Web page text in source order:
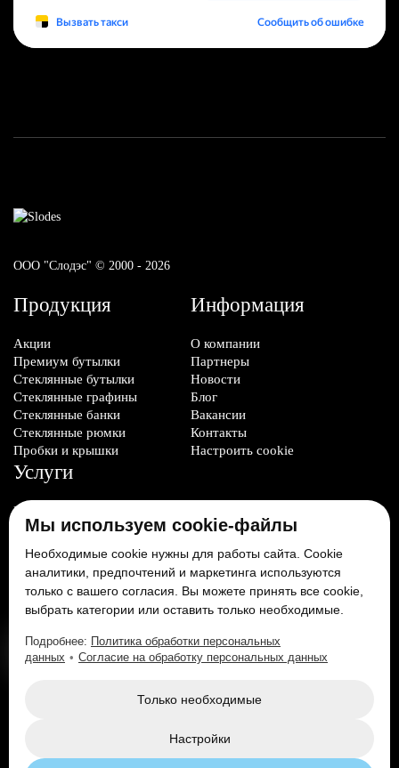
ООО "Слодэс" © 2000 - 2026
Продукция
Акции
Премиум бутылки
Стеклянные бутылки
Стеклянные графины
Стеклянные банки
Стеклянные рюмки
Пробки и крышки
Информация
О компании
Партнеры
Новости
Блог
Вакансии
Контакты
Настроить cookie
Услуги
Производство стеклотары
Изготовление
формокомплектов
Нанесение декорации
Мы в соцсетях:
Мы используем cookie-файлы
Необходимые cookie нужны для работы сайта. Cookie
аналитики, предпочтений и маркетинга используются
только с вашего согласия. Вы можете принять все cookie,
выбрать категории или оставить только необходимые.
Подробнее: Политика обработки персональных
данных • Согласие на обработку персональных данных
Только необходимые
Настройки